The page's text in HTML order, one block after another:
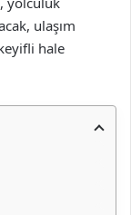
ulaşım
hale